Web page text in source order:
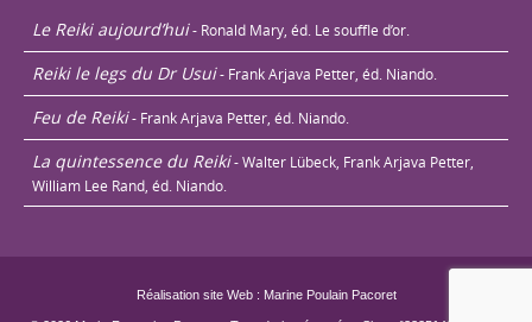
Le Reiki aujourd’hui- Ronald Mary, éd. Le souffle d’or.
Reiki le legs du Dr Usui- Frank Arjava Petter, éd. Niando.
Feu de Reiki- Frank Arjava Petter, éd. Niando.
La quintessence du Reiki- Walter Lübeck, Frank Arjava Petter,
William Lee Rand, éd. Niando.
Réalisation site Web : Marine Poulain Pacoret